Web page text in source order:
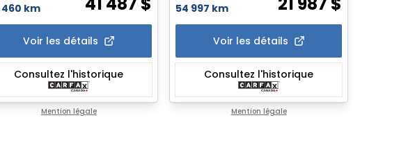
460 km
Voir les détails
Consultez l'historique
Mention légale
54 997 km
Voir les détails
Consultez l'historique
Mention légale
* Awd * Turbo * Caméra * Carplay * Sièges Chauff *